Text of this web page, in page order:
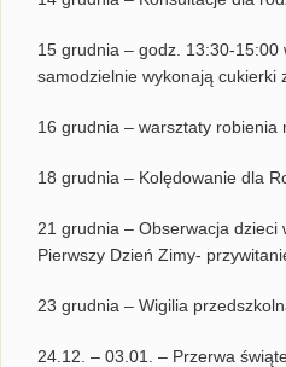
15 grudnia – godz. 13:30-15:00
samodzielnie wykonają cukierki
16 grudnia – warsztaty robienia
18 grudnia – Kolędowanie dla
21 grudnia – Obserwacja
Pierwszy Dzień Zimy-
23 grudnia – Wigilia
24.12. – 03.01. – Przerwa